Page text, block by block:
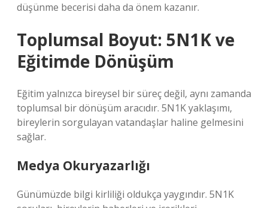
düşünme becerisi daha da önem kazanır.
Toplumsal Boyut: 5N1K ve
Eğitimde Dönüşüm
Eğitim yalnızca bireysel bir süreç değil, aynı zamanda
toplumsal bir dönüşüm aracıdır. 5N1K yaklaşımı,
bireylerin sorgulayan vatandaşlar haline gelmesini
sağlar.
Medya Okuryazarlığı
Günümüzde bilgi kirliliği oldukça yaygındır. 5N1K